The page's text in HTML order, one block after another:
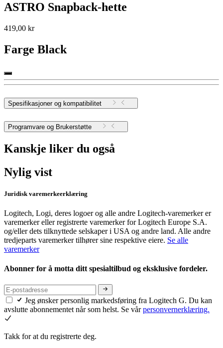
ASTRO Snapback-hette
419,00 kr
Farge Black
Spesifikasjoner og kompatibilitet
Programvare og Brukerstøtte
Kanskje liker du også
Nylig vist
Juridisk varemerkeerklæring
Logitech, Logi, deres logoer og alle andre Logitech-varemerker er
varemerker eller registrerte varemerker for Logitech Europe S.A.
og/eller dets tilknyttede selskaper i USA og andre land. Alle andre
tredjeparts varemerker tilhører sine respektive eiere. Se alle
varemerker
Abonner for å motta ditt spesialtilbud og eksklusive fordeler.
Jeg ønsker personlig markedsføring fra Logitech G. Du kan
avslutte abonnementet når som helst. Se vårpersonvernerklæring.
Takk for at du registrerte deg.